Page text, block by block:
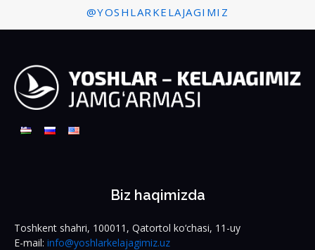
@YOSHLARKELAJAGIMIZ
Biz haqimizda
Toshkent shahri, 100011, Qatortol ko‘chasi, 11-uy
E-mail: info@yoshlarkelajagimiz.uz